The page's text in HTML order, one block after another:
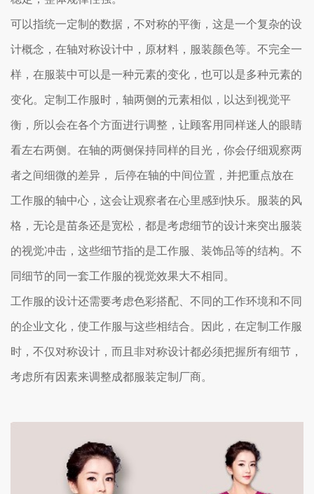
可以指统一定制的数据，不对称的平衡，这是一个复杂的设
计概念，在轴对称设计中，原材料，服装颜色等。不完全一
样，在服装中可以是一种元素的变化，也可以是多种元素的
变化。定制工作服时，轴两侧的元素相似，以达到视觉平
衡，所以会在各个方面进行调整，让顾客用同样迷人的眼睛
看左右两侧。在轴的两侧保持同样的目光，你会仔细观察两
者之间细微的差异， 后停在轴的中间位置，并把重点放在
工作服的轴中心，这会让观察者在心里感到快乐。服装的风
格，无论是苗条还是宽松，都是考虑细节的设计来突出服装
的视觉冲击，这些细节指的是工作服、装饰品等的结构。不
同细节的同一套工作服的视觉效果大不相同。
工作服的设计还需要考虑色彩搭配、不同的工作环境和不同
的企业文化，使工作服与这些相结合。因此，在定制工作服
时，不仅对称设计，而且非对称设计都必须把握所有细节，
考虑所有因素来调整成都服装定制厂商。